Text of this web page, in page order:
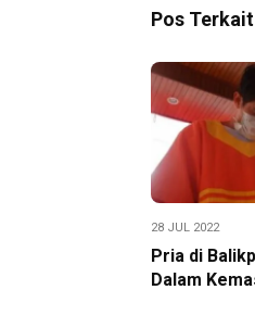
Pos Terkait
28 JUL 2022
Pria di
Dalam